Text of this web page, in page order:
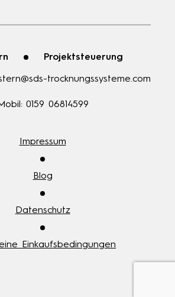
Projektsteuerung
trocknungssysteme.com
0159 06814599
Impressum
Blog
Datenschutz
Einkaufsbedingungen